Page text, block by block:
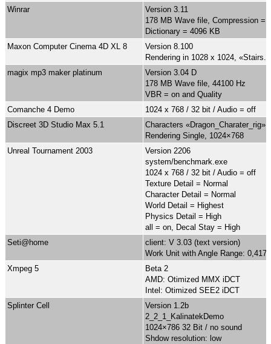
Winrar
Version 3.11
178 MB Wave file, Compression =
Dictionary = 4096 KB
Maxon Computer Cinema 4D XL 8
Version 8.100
Rendering in 1028 x 1024,
magix mp3 maker platinum
Version 3.04 D
178 MB Wave file, 44100 Hz
VBR = on and Quality
Comanche 4 Demo
1024 x 768 / 32 bit / Audio = off
Discreet 3D Studio Max 5.1
Characters «Dragon_Charater_rig»
Rendering Single, 1024×768
Unreal Tournament 2003
Version 2206
system/benchmark.exe
1024 x 768 / 32 bit / Audio = off
Texture Detail = Normal
Character Detail = Normal
World Detail = Highest
Physics Detail = High
all = on, Decal Stay = High
Seti@home
client: V 3.03 (text version)
Work Unit with Angle Range: 0,417
Xmpeg 5
Beta 2
AMD: Otimized MMX iDCT
Intel: Otimized SEE2 iDCT
Splinter Cell
Version 1.2b
2_2_1_KalinatekDemo
1024×786 32 Bit / no sound
Shdow resolution: low